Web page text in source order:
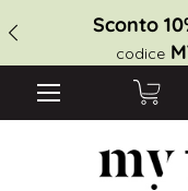
Sconto
codice